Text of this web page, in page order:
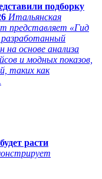
подборку
Итальянская
представляет «Гид
разработанный
на основе анализа
и модных показов,
таких как
расти